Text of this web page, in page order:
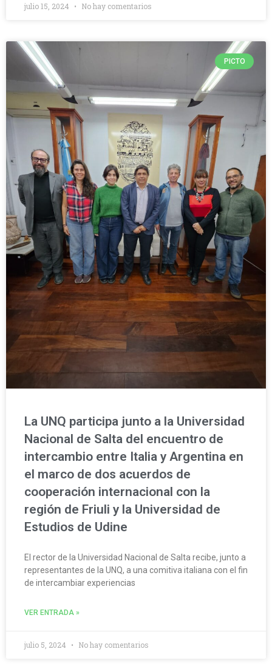
julio 15, 2024 No hay comentarios
PICTO
La UNQ participa junto a la Universidad
Nacional de Salta del encuentro de
intercambio entre Italia y Argentina en
el marco de dos acuerdos de
cooperación internacional con la
región de Friuli y la Universidad de
Estudios de Udine
El rector de la Universidad Nacional de Salta recibe, junto a
representantes de la UNQ, a una comitiva italiana con el fin
de intercambiar experiencias
VER ENTRADA »
julio 5, 2024 No hay comentarios